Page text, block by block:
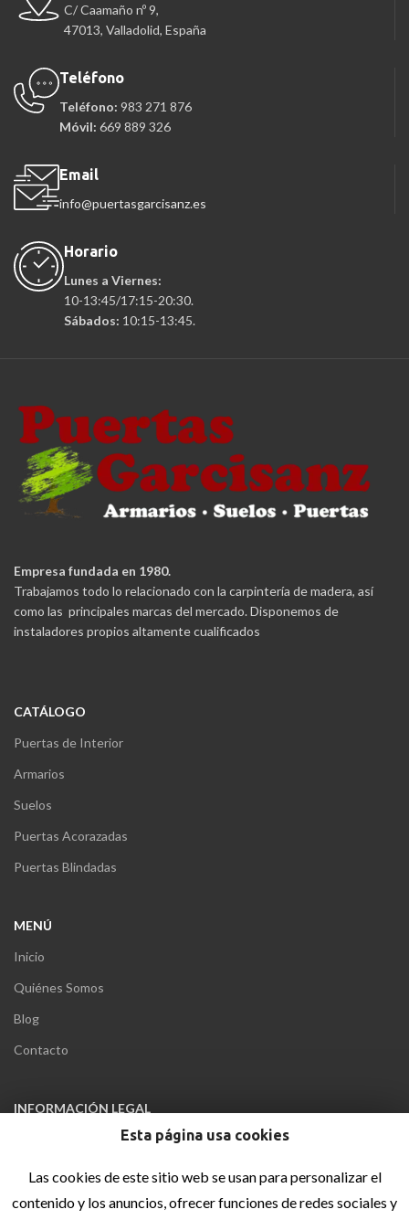
C/ Caamaño nº 9,
47013, Valladolid, España
Teléfono
Teléfono: 983 271 876
Móvil: 669 889 326
Email
info@puertasgarcisanz.es
Horario
Lunes a Viernes:
10-13:45/17:15-20:30.
Sábados: 10:15-13:45.
Empresa fundada en 1980.
Trabajamos todo lo relacionado con la carpintería de madera, así
como las principales marcas del mercado. Disponemos de
instaladores propios altamente cualificados
CATÁLOGO
Puertas de Interior
Armarios
Suelos
Puertas Acorazadas
Puertas Blindadas
MENÚ
Inicio
Quiénes Somos
Blog
Contacto
INFORMACIÓN LEGAL
Política de privacidad
Política de cookies
Esta página usa cookies
Las cookies de este sitio web se usan para personalizar el
contenido y los anuncios, ofrecer funciones de redes sociales y